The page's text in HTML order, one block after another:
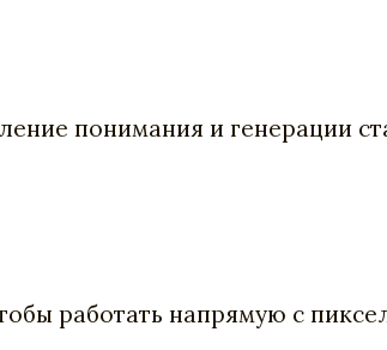
понимания и генерации
работать напрямую с